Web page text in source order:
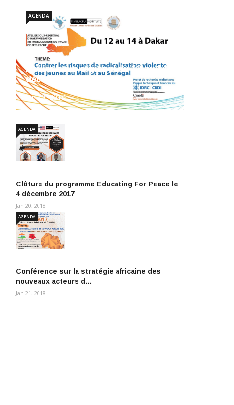
Atelier sous-régional du 12 au 14
décembre 2017
Jan 20, 2018
AGENDA
Clôture du programme Educating For Peace le
4 décembre 2017
AGENDA
Jan 20, 2018
Conférence sur la stratégie africaine des
nouveaux acteurs d…
AGENDA
Jan 21, 2018